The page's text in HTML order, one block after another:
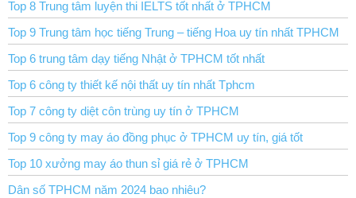
Top 8 Trung tâm luyện thi IELTS tốt nhất ở TPHCM
Top 9 Trung tâm học tiếng Trung – tiếng Hoa uy tín nhất TPHCM
Top 6 trung tâm dạy tiếng Nhật ở TPHCM tốt nhất
Top 6 công ty thiết kế nội thất uy tín nhất Tphcm
Top 7 công ty diệt côn trùng uy tín ở TPHCM
Top 9 công ty may áo đồng phục ở TPHCM uy tín, giá tốt
Top 10 xưởng may áo thun sỉ giá rẻ ở TPHCM
Dân số TPHCM năm 2024 bao nhiêu?